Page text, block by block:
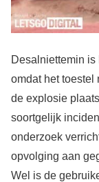
Desalniettemin is
omdat het toestel
de explosie
soortgelijk
onderzoek
opvolging aan
Wel is de